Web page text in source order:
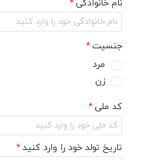
نام خانوادگی *
جنسیت *
مرد
زن
کد ملی *
تاریخ تولد خود را وارد کنید*